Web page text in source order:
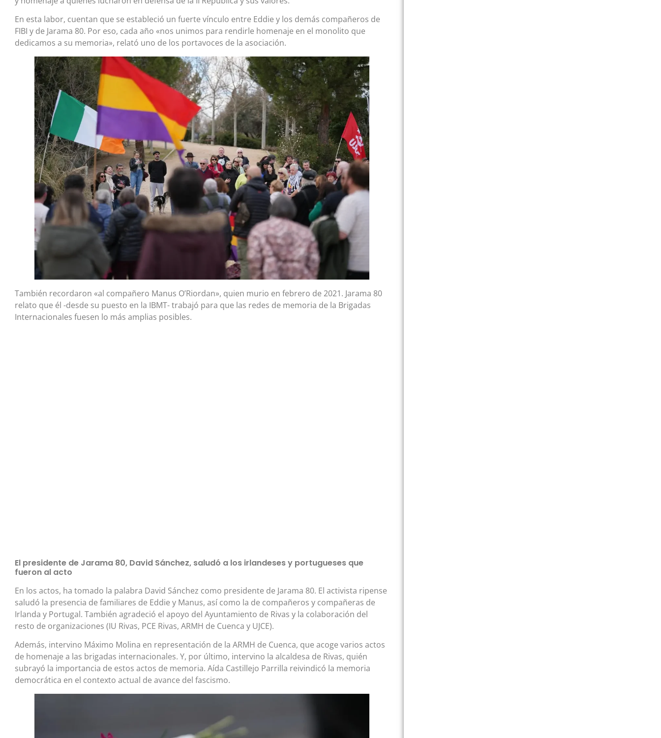
En esta labor, cuentan que se estableció un fuerte vínculo entre Eddie y los demás compañeros de
FIBI y de Jarama 80. Por eso, cada año «nos unimos para rendirle homenaje en el monolito que
dedicamos a su memoria», relató uno de los portavoces de la asociación.
También recordaron «al compañero Manus O’Riordan», quien murio en febrero de 2021. Jarama 80
relato que él -desde su puesto en la IBMT- trabajó para que las redes de memoria de la Brigadas
Internacionales fuesen lo más amplias posibles.
El presidente de Jarama 80, David Sánchez, saludó a los irlandeses y portugueses que
fueron al acto
En los actos, ha tomado la palabra David Sánchez como presidente de Jarama 80. El activista ripense
saludó la presencia de familiares de Eddie y Manus, así como la de compañeros y compañeras de
Irlanda y Portugal. También agradeció el apoyo del Ayuntamiento de Rivas y la colaboración del
resto de organizaciones (IU Rivas, PCE Rivas, ARMH de Cuenca y UJCE).
Además, intervino Máximo Molina en representación de la ARMH de Cuenca, que acoge varios actos
de homenaje a las brigadas internacionales. Y, por último, intervino la alcaldesa de Rivas, quién
subrayó la importancia de estos actos de memoria. Aída Castillejo Parrilla reivindicó la memoria
democrática en el contexto actual de avance del fascismo.